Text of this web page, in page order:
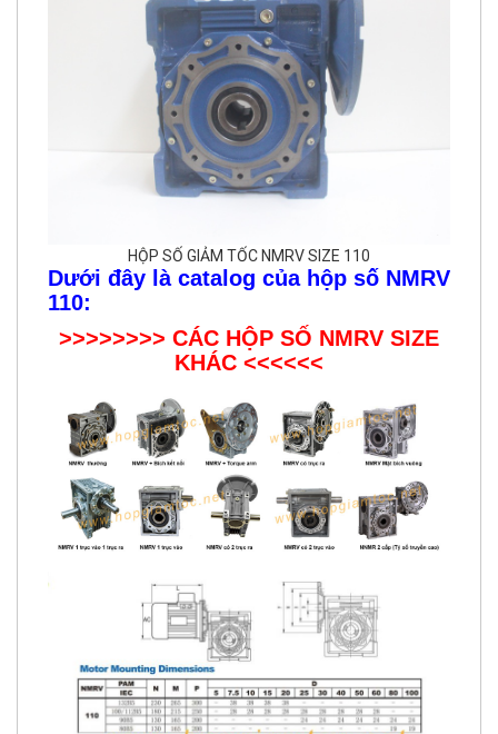
HỘP SỐ GIẢM TỐC NMRV SIZE 110
Dưới đây là catalog của hộp số NMRV
110:
>>>>>>>> CÁC HỘP SỐ NMRV SIZE
KHÁC <<<<<<